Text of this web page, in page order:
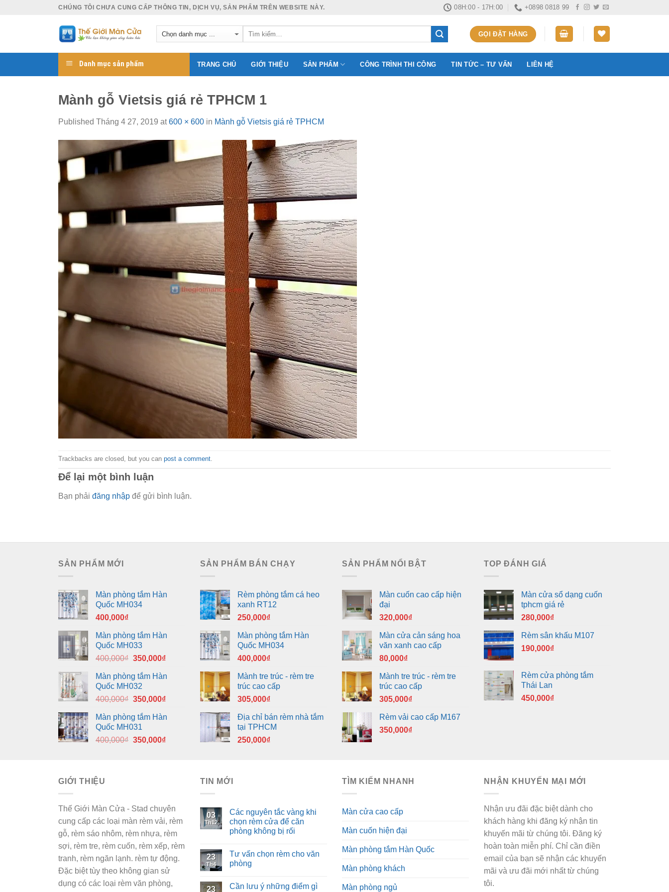
CHÚNG TÔI CHƯA CUNG CẤP THÔNG TIN, DỊCH VỤ, SẢN PHẨM TRÊN WEBSITE NÀY. 08H:00 - 17H:00 +0898 0818 99
GỌI ĐẶT HÀNG
Danh mục sản phẩm TRANG CHỦ GIỚI THIỆU SẢN PHẨM CÔNG TRÌNH THI CÔNG TIN TỨC – TƯ VẤN LIÊN HỆ
Mành gỗ Vietsis giá rẻ TPHCM 1
Published Tháng 4 27, 2019 at600 × 600 in Mành gỗ Vietsis giá rẻ TPHCM
Trackbacks are closed, but you can post a comment
Để lại một bình luận
Bạn phải đăng nhập để gửi bình luận.
SẢN PHẨM MỚI
Màn phòng tắm Hàn
Quốc MH034
400,000₫
Màn phòng tắm Hàn
Quốc MH033
400,000₫ Giá
là:
400,000₫.
350,000₫Giá
tại
350,000₫.
Màn phòng tắm Hàn
Quốc MH032
400,000₫ Giá
là:
400,000₫.
350,000₫Giá
tại
350,000₫.
Màn phòng tắm Hàn
Quốc MH031
400,000₫ Giá
350,000₫Giá
SẢN PHẨM BÁN CHẠY
Rèm phòng tắm cá heo
xanh RT12
250,000₫
Màn phòng tắm Hàn
Quốc MH034
400,000₫
Mành tre trúc - rèm tre
trúc cao cấp
305,000₫
Địa chỉ bán rèm nhà tắm
tại TPHCM
250,000₫
SẢN PHẨM NỔI BẬT
Màn cuốn cao cấp hiện
đại
320,000₫
Màn cửa cản sáng hoa
văn xanh cao cấp
80,000₫
Mành tre trúc - rèm tre
trúc cao cấp
305,000₫
Rèm vải cao cấp M167
350,000₫
TOP ĐÁNH GIÁ
Màn cửa sổ dạng cuốn
tphcm giá rẻ
280,000₫
Rèm sân khấu M107
190,000₫
Rèm cửa phòng tắm
Thái Lan
450,000₫
GIỚI THIỆU
Thế Giới Màn Cửa - Stad chuyên
cung cấp các loại màn rèm vải, rèm
gỗ, rèm sáo nhôm, rèm nhựa, rèm
sợi, rèm tre, rèm cuốn, rèm xếp, rèm
tranh, rèm ngăn lạnh. rèm tự động.
Đặc biệt tùy theo không gian sử
dụng có các loại rèm văn phòng,
TIN MỚI
03
Th12
Các nguyên tắc vàng khi
chọn rèm cửa để căn
phòng không bị rối
23
Th4
Tư vấn chọn rèm cho văn
phòng
23
Cần lưu ý những điểm gì
TÌM KIẾM NHANH
Màn cửa cao cấp
Màn cuốn hiện đại
Màn phòng tắm Hàn Quốc
Màn phòng khách
Màn phòng ngủ
NHẬN KHUYẾN MẠI MỚI
Nhận ưu đãi đặc biệt dành cho
khách hàng khi đăng ký nhận tin
khuyến mãi từ chúng tôi. Đăng ký
hoàn toàn miễn phí. Chỉ cần điền
email của bạn sẽ nhận các khuyến
mãi và ưu đãi mới nhất từ chúng
tôi.